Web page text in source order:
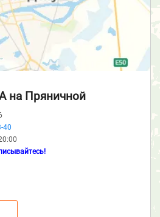
на Пряничной
40